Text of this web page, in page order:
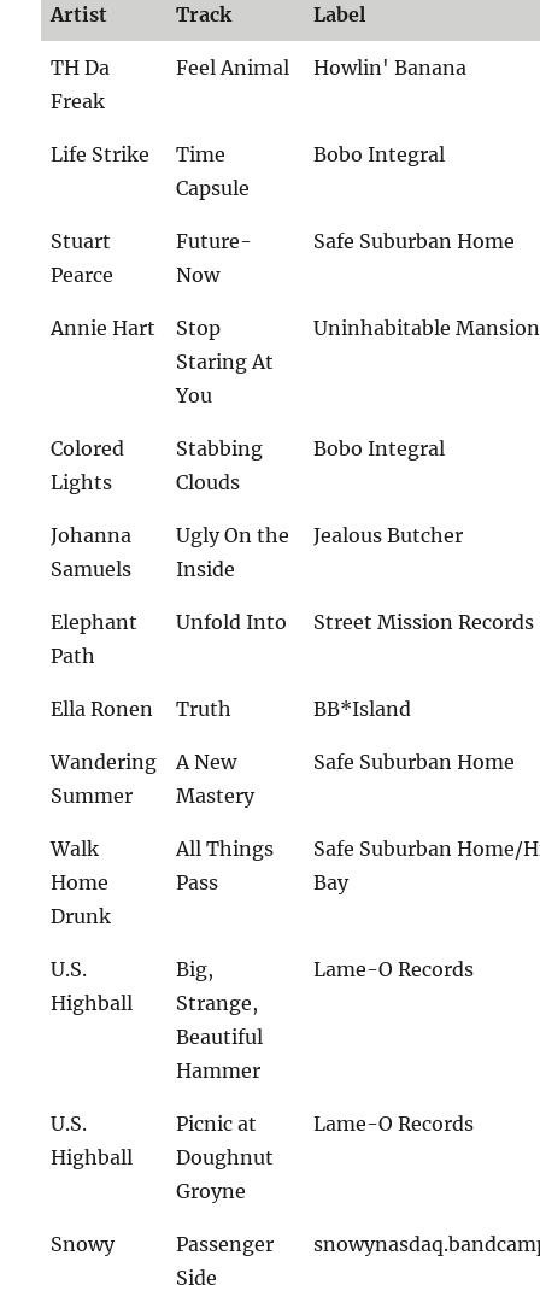
Artist Track Label
TH Da
Freak
Feel Animal Howlin' Banana
Life Strike
Time
Capsule
Bobo Integral
Stuart
Pearce
Future-
Now
Safe Suburban Home
Annie Hart
Stop
Staring At
You
Uninhabitable
Colored
Lights
Stabbing
Clouds
Bobo Integral
Johanna
Samuels
Ugly On the
Inside
Jealous Butcher
Elephant
Path
Unfold Into Street Mission Records
Ella Ronen Truth BB*Island
Wandering
Summer
A New
Mastery
Safe Suburban Home
Walk
Home
Drunk
All Things
Pass
Safe Suburban Home/
Bay
U.S.
Highball
Big,
Strange,
Beautiful
Hammer
Lame-O Records
U.S.
Highball
Picnic at
Doughnut
Groyne
Lame-O Records
Snowy
Passenger
Side